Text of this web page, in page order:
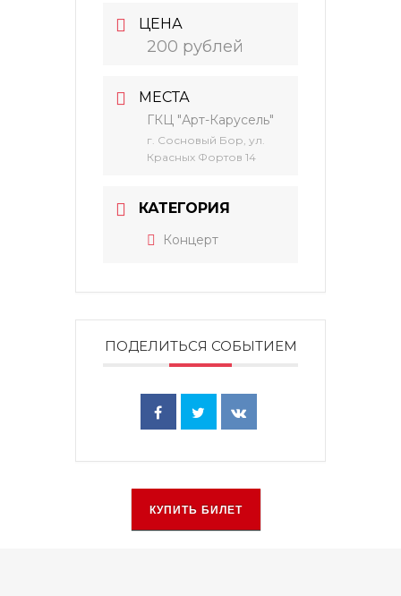
ЦЕНА
200 рублей
МЕСТА
ГКЦ "Арт-Карусель"
г. Сосновый Бор, ул.
Красных Фортов 14
КАТЕГОРИЯ
Концерт
ПОДЕЛИТЬСЯ СОБЫТИЕМ
КУПИТЬ БИЛЕТ